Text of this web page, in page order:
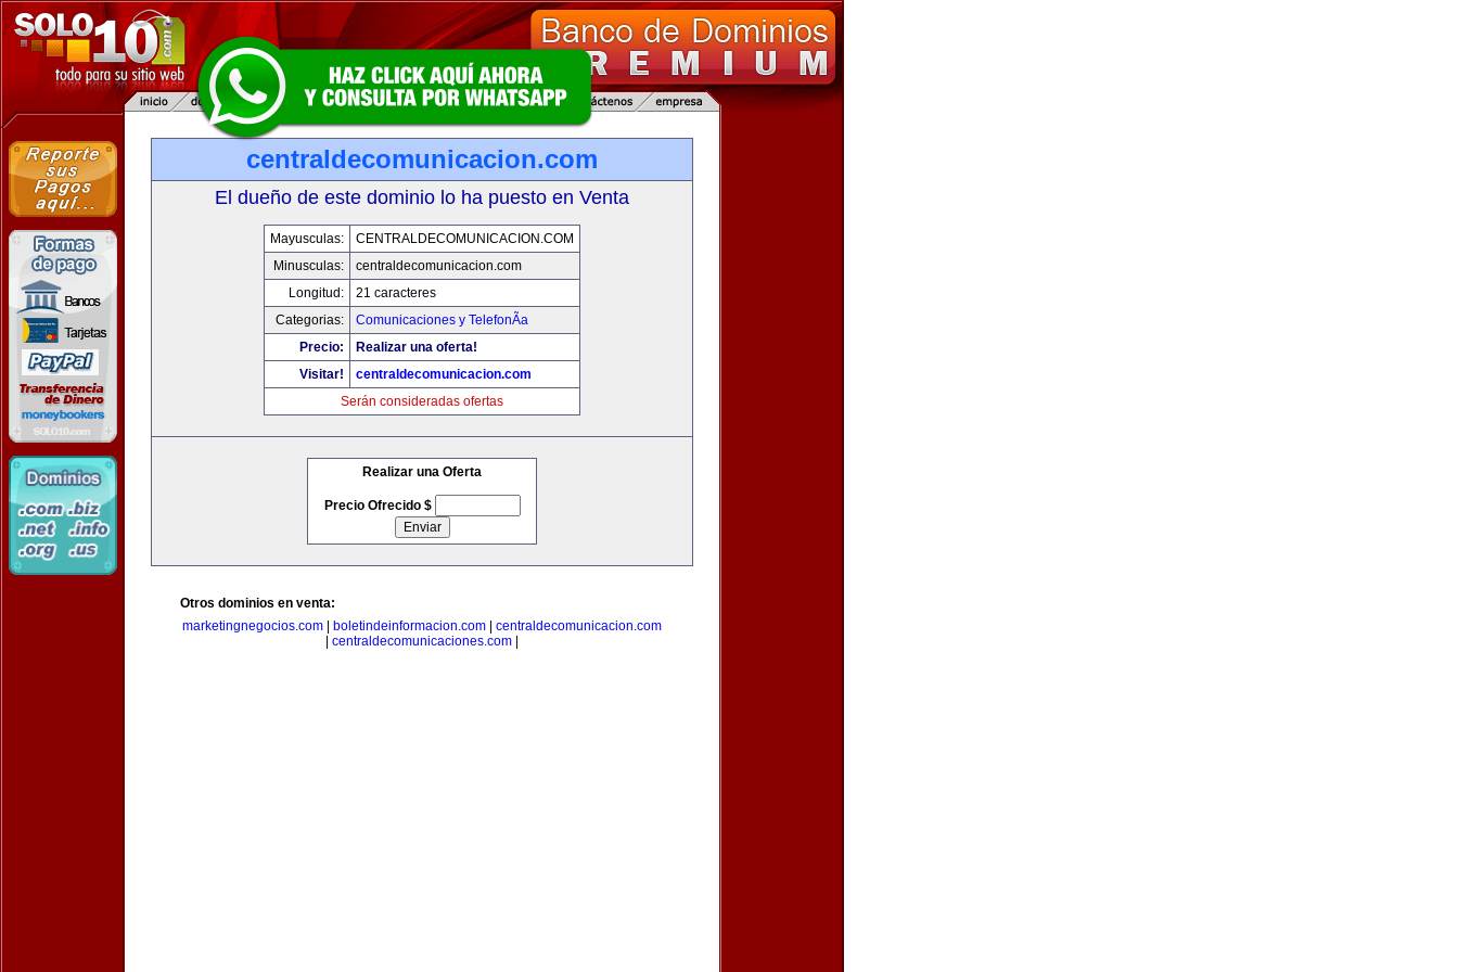
centraldecomunicacion.com
El dueño de este dominio lo ha puesto en Venta
Mayusculas:
CENTRALDECOMUNICACION.COM
Minusculas:
centraldecomunicacion.com
Longitud:
21 caracteres
Categorias:
Comunicaciones y TelefonÃ­a
Precio:
Realizar una oferta!
Visitar!
centraldecomunicacion.com
Serán consideradas ofertas
Realizar una Oferta
Precio Ofrecido $
Otros dominios en venta:
marketingnegocios.com
boletindeinformacion.com
centraldecomunicacion.com
centraldecomunicaciones.com